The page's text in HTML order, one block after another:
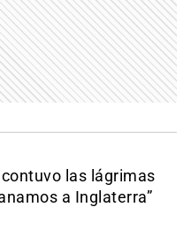
las lágrimas
a Inglaterra”